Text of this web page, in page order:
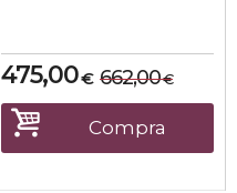
lo ...
€
475,00 €
662,00
Compra